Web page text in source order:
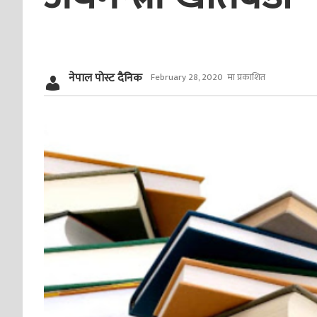
नेपाल पोस्ट दैनिक February 28, 2020 मा प्रकाशित